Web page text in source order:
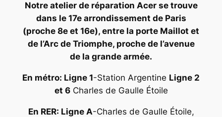
Notre atelier de réparation Acer se trouve
dans le 17e arrondissement de Paris
(proche 8e et 16e), entre la porte Maillot et
de l’Arc de Triomphe, proche de l’avenue
de la grande armée.
En métro: Ligne 1-Station Argentine Ligne 2
et 6Charles de Gaulle Étoile
En RER: Ligne A-Charles de Gaulle Étoile,